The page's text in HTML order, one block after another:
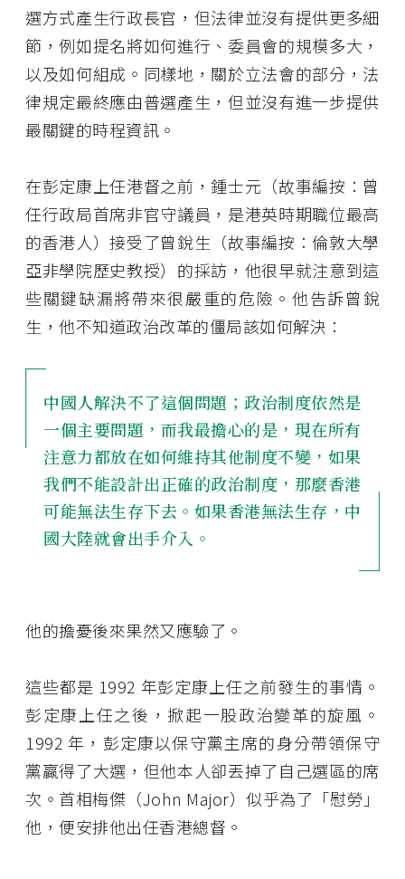
選方式產生行政長官，但法律並沒有提供更多細
節，例如提名將如何進行、委員會的規模多大，
以及如何組成。同樣地，關於立法會的部分，法
律規定最終應由普選產生，但並沒有進一步提供
最關鍵的時程資訊。
在彭定康上任港督之前，鍾士元（故事編按：曾
任行政局首席非官守議員，是港英時期職位最高
的香港人）接受了曾銳生（故事編按：倫敦大學
亞非學院歷史教授）的採訪，他很早就注意到這
些關鍵缺漏將帶來很嚴重的危險。他告訴曾銳
生，他不知道政治改革的僵局該如何解決：
中國人解決不了這個問題；政治制度依然是
一個主要問題，而我最擔心的是，現在所有
注意力都放在如何維持其他制度不變，如果
我們不能設計出正確的政治制度，那麼香港
可能無法生存下去。如果香港無法生存，中
國大陸就會出手介入。
他的擔憂後來果然又應驗了。
這些都是 1992 年彭定康上任之前發生的事情。
彭定康上任之後，掀起一股政治變革的旋風。
1992 年，彭定康以保守黨主席的身分帶領保守
黨贏得了大選，但他本人卻丟掉了自己選區的席
次。首相梅傑（John Major）似乎為了「慰勞」
他，便安排他出任香港總督。